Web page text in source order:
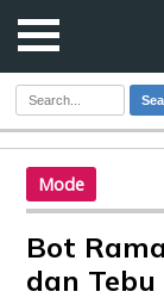
Mode
Bot
dan